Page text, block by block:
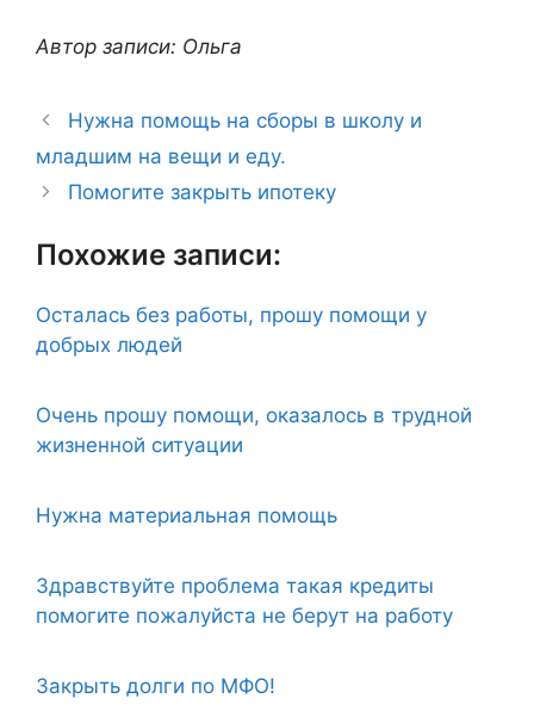
Автор записи: Ольга
Нужна помощь на сборы в школу и
младшим на вещи и еду.
Помогите закрыть ипотеку
Похожие записи:
Осталась без работы, прошу помощи у
добрых людей
Очень прошу помощи, оказалось в трудной
жизненной ситуации
Нужна материальная помощь
Здравствуйте проблема такая кредиты
помогите пожалуйста не берут на работу
Закрыть долги по МФО!